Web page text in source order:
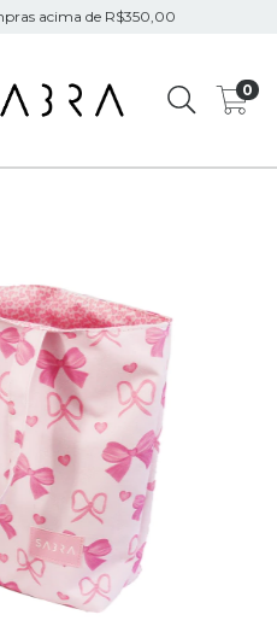
acima de R$350,00
0